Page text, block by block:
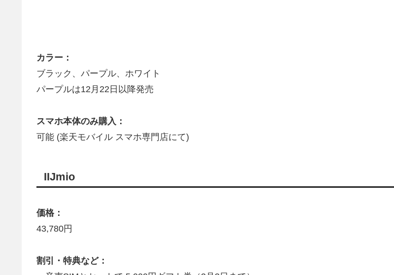
カラー：
ブラック、パープル、ホワイト
パープルは12月22日以降発売
スマホ本体のみ購入：
可能 (楽天モバイル スマホ専門店にて)
IIJmio
価格：
43,780円
割引・特典など：